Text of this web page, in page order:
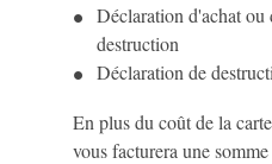
Déclaration d'achat ou
destruction
Déclaration de
En plus du coût de la
vous facturera une